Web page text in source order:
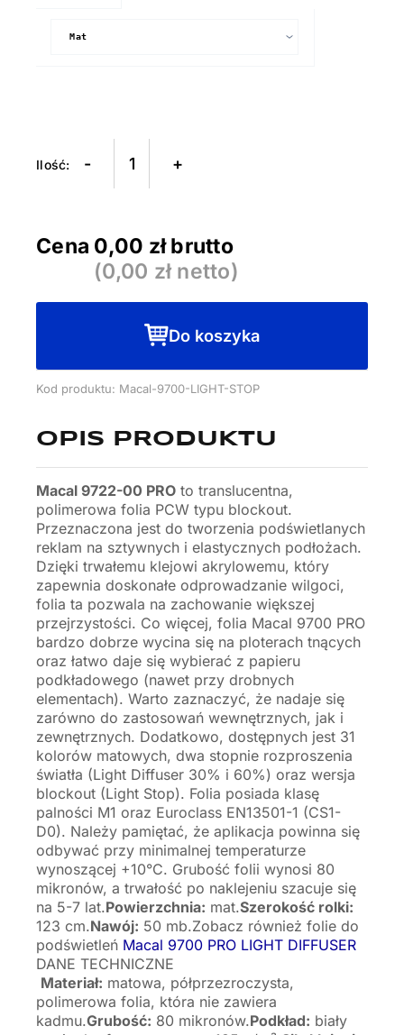
- +
Cena 0,00 zł brutto
(0,00 zł netto)
Do koszyka
Kod produktu: Macal-9700-LIGHT-STOP
OPIS PRODUKTU
Macal 9722-00 PRO to translucentna,
polimerowa folia PCW typu blockout.
Przeznaczona jest do tworzenia podświetlanych
reklam na sztywnych i elastycznych podłożach.
Dzięki trwałemu klejowi akrylowemu, który
zapewnia doskonałe odprowadzanie wilgoci,
folia ta pozwala na zachowanie większej
przejrzystości. Co więcej, folia Macal 9700 PRO
bardzo dobrze wycina się na ploterach tnących
oraz łatwo daje się wybierać z papieru
podkładowego (nawet przy drobnych
elementach). Warto zaznaczyć, że nadaje się
zarówno do zastosowań wewnętrznych, jak i
zewnętrznych. Dodatkowo, dostępnych jest 31
kolorów matowych, dwa stopnie rozproszenia
światła (Light Diffuser 30% i 60%) oraz wersja
blockout (Light Stop). Folia posiada klasę
palności M1 oraz Euroclass EN13501-1 (CS1-
D0). Należy pamiętać, że aplikacja powinna się
odbywać przy minimalnej temperaturze
wynoszącej +10°C. Grubość folii wynosi 80
mikronów, a trwałość po naklejeniu szacuje się
na 5-7 lat.Powierzchnia: mat.Szerokość rolki:
123 cm.Nawój: 50 mb.Zobacz również folie do
podświetleń Macal 9700 PRO LIGHT DIFFUSER
DANE TECHNICZNE
Materiał: matowa, półprzezroczysta,
polimerowa folia, która nie zawiera
kadmu.Grubość: 80 mikronów.Podkład: biały